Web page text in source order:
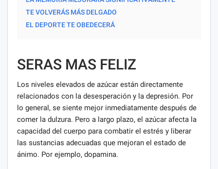
TE VOLVERÁS MÁS DELGADO
EL DEPORTE TE OBEDECERÁ
SERAS MAS FELIZ
Los niveles elevados de azúcar están directamente
relacionados con la desesperación y la depresión. Por
lo general, se siente mejor inmediatamente después de
comer la dulzura. Pero a largo plazo, el azúcar afecta la
capacidad del cuerpo para combatir el estrés y liberar
las sustancias adecuadas que mejoran el estado de
ánimo. Por ejemplo, dopamina.